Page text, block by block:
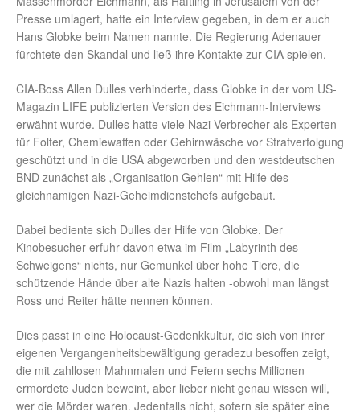
Presse umlagert, hatte ein Interview gegeben, in dem er auch
Hans Globke beim Namen nannte. Die Regierung Adenauer
fürchtete den Skandal und ließ ihre Kontakte zur CIA spielen.
CIA-Boss Allen Dulles verhinderte, dass Globke in der vom US-
Magazin LIFE publizierten Version des Eichmann-Interviews
erwähnt wurde. Dulles hatte viele Nazi-Verbrecher als Experten
für Folter, Chemiewaffen oder Gehirnwäsche vor Strafverfolgung
geschützt und in die USA abgeworben und den westdeutschen
BND zunächst als „Organisation Gehlen“ mit Hilfe des
gleichnamigen Nazi-Geheimdienstchefs aufgebaut.
Dabei bediente sich Dulles der Hilfe von Globke. Der
Kinobesucher erfuhr davon etwa im Film „Labyrinth des
Schweigens“ nichts, nur Gemunkel über hohe Tiere, die
schützende Hände über alte Nazis halten -obwohl man längst
Ross und Reiter hätte nennen können.
Dies passt in eine Holocaust-Gedenkkultur, die sich von ihrer
eigenen Vergangenheitsbewältigung geradezu besoffen zeigt,
die mit zahllosen Mahnmalen und Feiern sechs Millionen
ermordete Juden beweint, aber lieber nicht genau wissen will,
wer die Mörder waren. Jedenfalls nicht, sofern sie später eine